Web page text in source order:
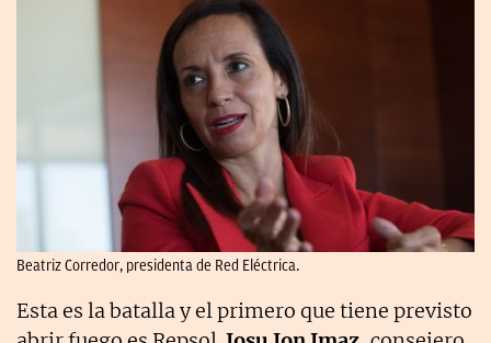
Beatriz Corredor, presidenta de Red Eléctrica.
Esta es la batalla y el primero que tiene previsto